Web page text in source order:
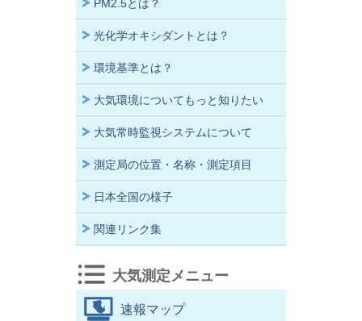
PM2.5とは？
光化学オキシダントとは？
環境基準とは？
大気環境についてもっと知りたい
大気常時監視システムについて
測定局の位置・名称・測定項目
日本全国の様子
関連リンク集
大気測定メニュー
速報マップ